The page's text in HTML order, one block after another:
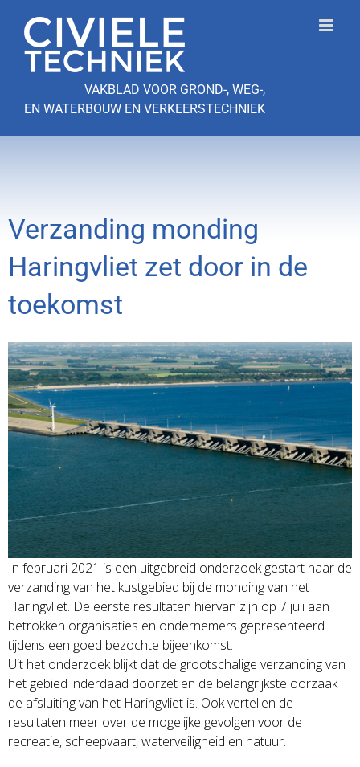
naar
inhoud
VAKBLAD VOOR GROND-, WEG-,
EN WATERBOUW EN VERKEERSTECHNIEK
Verzanding monding
Haringvliet zet door in de
toekomst
In februari 2021 is een uitgebreid onderzoek gestart naar de
verzanding van het kustgebied bij de monding van het
Haringvliet. De eerste resultaten hiervan zijn op 7 juli aan
betrokken organisaties en ondernemers gepresenteerd
tijdens een goed bezochte bijeenkomst.
Uit het onderzoek blijkt dat de grootschalige verzanding van
het gebied inderdaad doorzet en de belangrijkste oorzaak
de afsluiting van het Haringvliet is. Ook vertellen de
resultaten meer over de mogelijke gevolgen voor de
recreatie, scheepvaart, waterveiligheid en natuur.